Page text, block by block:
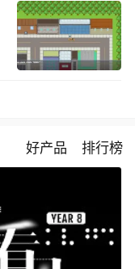
好产品 排行榜